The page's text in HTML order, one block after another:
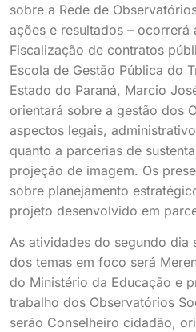
sobre a Rede de
ações e resultados – ocorrerá
Fiscalização de contratos
Escola de Gestão Pública do
Estado do Paraná, Marcio
orientará sobre a gestão dos
aspectos legais,
quanto a parcerias de
projeção de imagem. Os
sobre planejamento
projeto desenvolvido em
As atividades do segundo dia
dos temas em foco será
do Ministério da Educação e
trabalho dos Observatórios
serão Conselheiro cidadão,